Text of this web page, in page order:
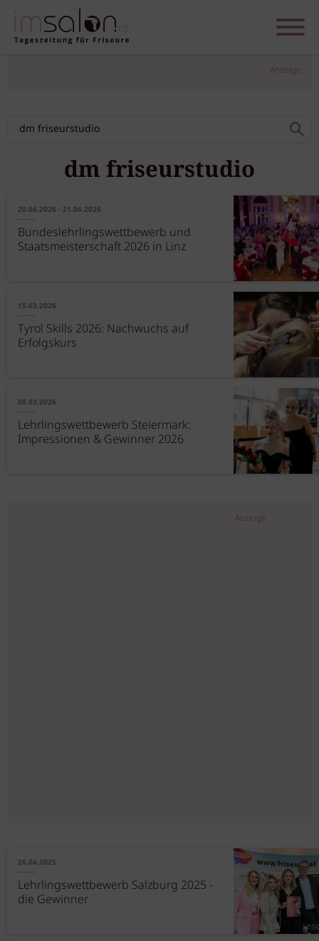
Anzeige
dm friseurstudio
20.06.2026 - 21.06.2026
Bundeslehrlingswettbewerb und
Staatsmeisterschaft 2026 in Linz
15.03.2026
Tyrol Skills 2026: Nachwuchs auf
Erfolgskurs
08.03.2026
Lehrlingswettbewerb Steiermark:
Impressionen & Gewinner 2026
Anzeige
26.04.2025
Lehrlingswettbewerb Salzburg 2025 -
die Gewinner